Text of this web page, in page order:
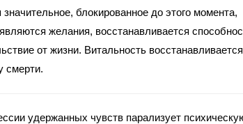
блокированное до этого момента,
желания, восстанавливается
от жизни. Витальность
смерти.
удержанных чувств парализует